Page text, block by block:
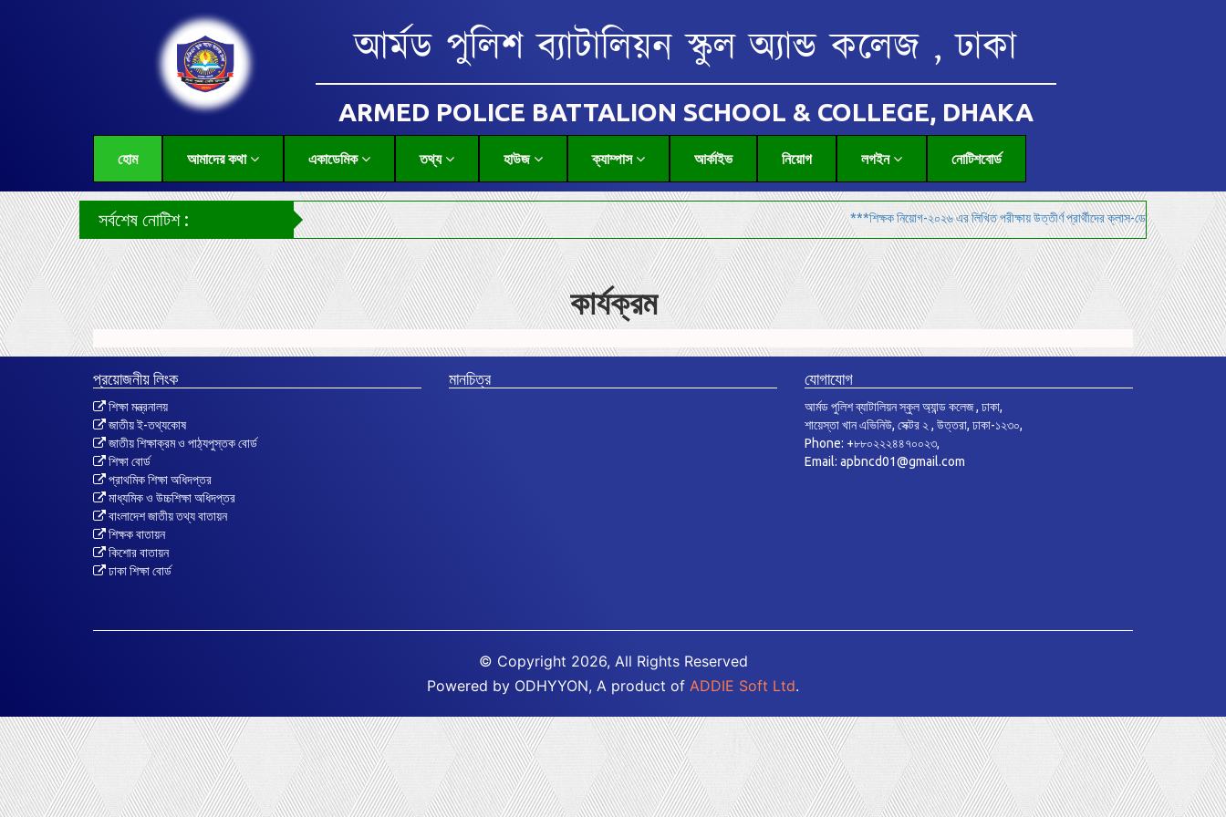
আর্মড পুলিশ ব্যাটালিয়ন স্কুল অ্যান্ড কলেজ , ঢাকা
ARMED POLICE BATTALION SCHOOL & COLLEGE, DHAKA
হোম আমাদের কথা একাডেমিক তথ্য হাউজ ক্যাম্পাস আর্কাইভ নিয়োগ লগইন নোটিশবোর্ড
সর্বশেষ নোটিশ : ***শিক্ষক নিয়োগ-২০২৬ এর লিখিত পরীক্ষায় উত্তীর্ণ প্রার্থীদের ক্লাস-ডেমোনেস্ট্রেশন ও মৌখিক
কার্যক্রম
প্রয়োজনীয় লিংক
শিক্ষা মন্ত্রনালয়
জাতীয় ই-তথ্যকোষ
জাতীয় শিক্ষাক্রম ও পাঠ্যপুস্তক বোর্ড
শিক্ষা বোর্ড
প্রাথমিক শিক্ষা অধিদপ্তর
মাধ্যমিক ও উচ্চশিক্ষা অধিদপ্তর
বাংলাদেশ জাতীয় তথ্য বাতায়ন
শিক্ষক বাতায়ন
কিশোর বাতায়ন
ঢাকা শিক্ষা বোর্ড
মানচিত্র যোগাযোগ
আর্মড পুলিশ ব্যাটালিয়ন স্কুল অ্যান্ড কলেজ , ঢাকা,
শায়েস্তা খান এভিনিউ, সেক্টর ২ , উত্তরা, ঢাকা-১২৩০,
Phone: +৮৮০২২২৪৪৭০০২৩,
Email: apbncd01@gmail.com
© Copyright 2026, All Rights Reserved
Powered by ODHYYON, A product of ADDIE Soft Ltd.